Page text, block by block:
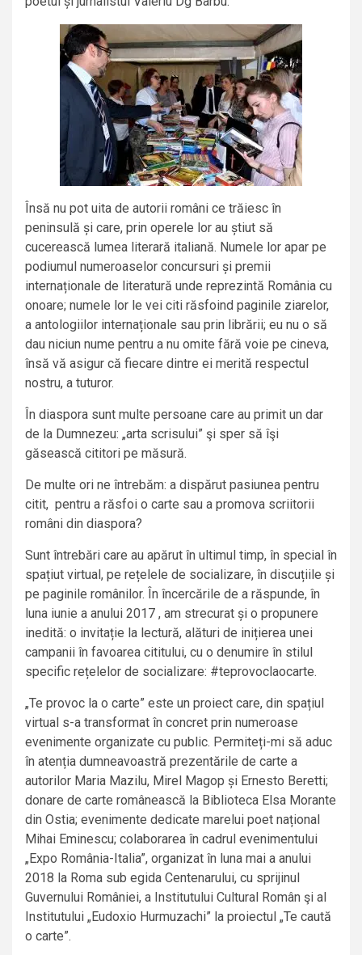
Însă nu pot uita de autorii români ce trăiesc în
peninsulă și care, prin operele lor au știut să
cucerească lumea literară italiană. Numele lor apar pe
podiumul numeroaselor concursuri și premii
internaționale de literatură unde reprezintă România cu
onoare; numele lor le vei citi răsfoind paginile ziarelor,
a antologiilor internaționale sau prin librării; eu nu o să
dau niciun nume pentru a nu omite fără voie pe cineva,
însă vă asigur că fiecare dintre ei merită respectul
nostru, a tuturor.
În diaspora sunt multe persoane care au primit un dar
de la Dumnezeu: „arta scrisului” şi sper să îşi
găsească cititori pe măsură.
De multe ori ne întrebăm: a dispărut pasiunea pentru
citit, pentru a răsfoi o carte sau a promova scriitorii
români din diaspora?
Sunt întrebări care au apărut în ultimul timp, în special în
spațiut virtual, pe rețelele de socializare, în discuțiile și
pe paginile românilor. În încercările de a răspunde, în
luna iunie a anului 2017 , am strecurat și o propunere
inedită: o invitație la lectură, alături de inițierea unei
campanii în favoarea cititului, cu o denumire în stilul
specific rețelelor de socializare: #teprovoclaocarte.
„Te provoc la o carte” este un proiect care, din spațiul
virtual s-a transformat în concret prin numeroase
evenimente organizate cu public. Permiteți-mi să aduc
în atenția dumneavoastră prezentările de carte a
autorilor Maria Mazilu, Mirel Magop și Ernesto Beretti;
donare de carte românească la Biblioteca Elsa Morante
din Ostia; evenimente dedicate marelui poet național
Mihai Eminescu; colaborarea în cadrul evenimentului
„Expo România-Italia”, organizat în luna mai a anului
2018 la Roma sub egida Centenarului, cu sprijinul
Guvernului României, a Institutului Cultural Român şi al
Institutului „Eudoxio Hurmuzachi” la proiectul „Te caută
o carte”.